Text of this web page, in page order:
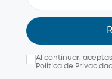
Al continuar,
Política de Privacidad